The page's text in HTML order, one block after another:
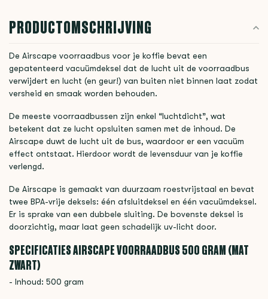
PRODUCTOMSCHRIJVING
De Airscape voorraadbus voor je koffie bevat een
gepatenteerd vacuümdeksel dat de lucht uit de voorraadbus
verwijdert en lucht (en geur!) van buiten niet binnen laat zodat
versheid en smaak worden behouden.
De meeste voorraadbussen zijn enkel “luchtdicht”, wat
betekent dat ze lucht opsluiten samen met de inhoud. De
Airscape duwt de lucht uit de bus, waardoor er een vacuüm
effect ontstaat. Hierdoor wordt de levensduur van je koffie
verlengd.
De Airscape is gemaakt van duurzaam roestvrijstaal en bevat
twee BPA-vrije deksels: één afsluitdeksel en één vacuümdeksel.
Er is sprake van een dubbele sluiting. De bovenste deksel is
doorzichtig, maar laat geen schadelijk uv-licht door.
SPECIFICATIES AIRSCAPE VOORRAADBUS 500 GRAM (MAT
ZWART)
- Inhoud: 500 gram